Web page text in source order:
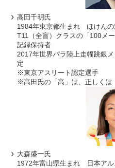
高田千明氏
1984年東京都生まれ ほけんの
T11（全盲）クラスの「100メ
記録保持者
2017年世界パラ陸上走幅跳銀
定
※東京アスリート認定選手
※高田氏の「高」は、正しくは
大森盛一氏
1972年富山県生まれ 日本アル